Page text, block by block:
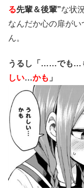
る先輩＆後輩”な状
なんだか心の扉が
ん。
うるし「……でも…
しい…かも 」